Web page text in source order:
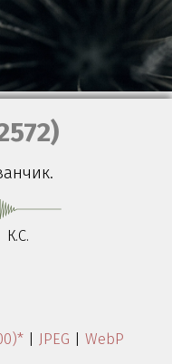
К.С.
| JPEG | WebP